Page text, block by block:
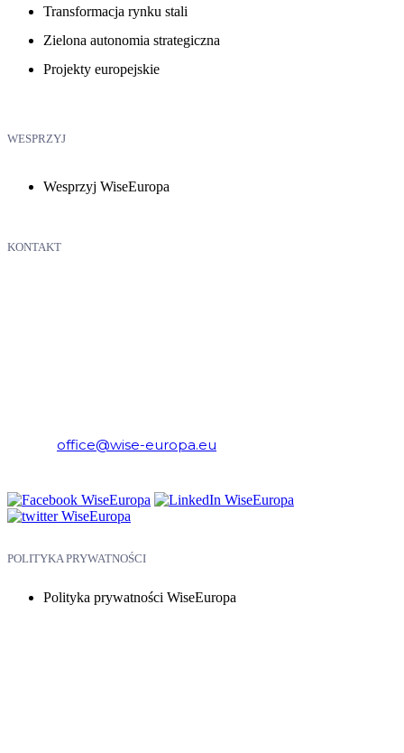
Transformacja rynku stali
Zielona autonomia strategiczna
Projekty europejskie
WESPRZYJ
Wesprzyj WiseEuropa
KONTAKT
office@wise-europa.eu
POLITYKA PRYWATNOŚCI
Polityka prywatności WiseEuropa